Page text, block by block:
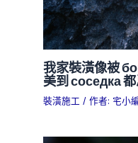
我家裝潢像被
美到 соседка 都
裝潢施工 / 作者: 宅小